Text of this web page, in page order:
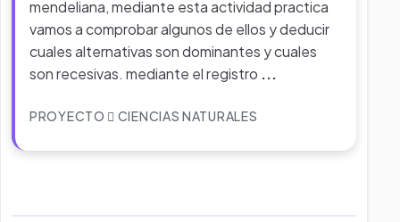
mendeliana, mediante esta actividad practica
vamos a comprobar algunos de ellos y deducir
cuales alternativas son dominantes y cuales
son recesivas. mediante el registro ...
PROYECTO CIENCIAS NATURALES